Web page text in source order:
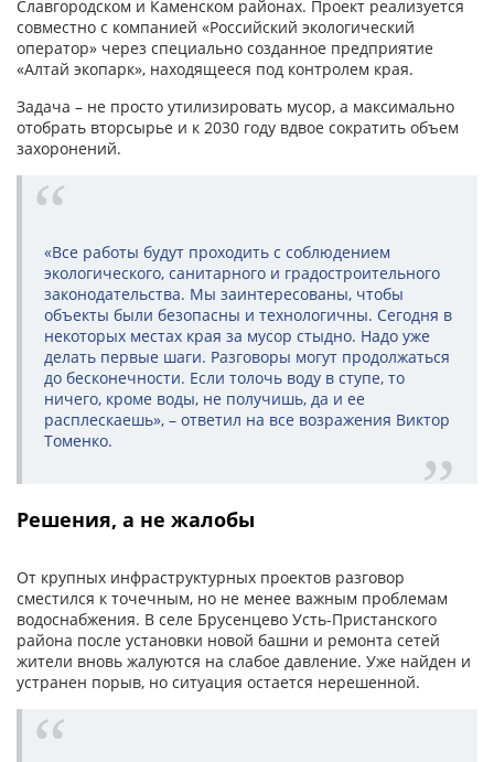
Славгородском и Каменском районах. Проект реализуется
совместно с компанией «Российский экологический
оператор» через специально созданное предприятие
«Алтай экопарк», находящееся под контролем края.
Задача – не просто утилизировать мусор, а максимально
отобрать вторсырье и к 2030 году вдвое сократить объем
захоронений.
«Все работы будут проходить с соблюдением
экологического, санитарного и градостроительного
законодательства. Мы заинтересованы, чтобы
объекты были безопасны и технологичны. Сегодня в
некоторых местах края за мусор стыдно. Надо уже
делать первые шаги. Разговоры могут продолжаться
до бесконечности. Если толочь воду в ступе, то
ничего, кроме воды, не получишь, да и ее
расплескаешь», – ответил на все возражения Виктор
Томенко.
Решения, а не жалобы
От крупных инфраструктурных проектов разговор
сместился к точечным, но не менее важным проблемам
водоснабжения. В селе Брусенцево Усть-Пристанского
района после установки новой башни и ремонта сетей
жители вновь жалуются на слабое давление. Уже найден и
устранен порыв, но ситуация остается нерешенной.